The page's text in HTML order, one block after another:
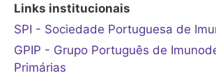
Links institucionais
SPI - Sociedade Portuguesa de
GPIP - Grupo Português de
Primárias